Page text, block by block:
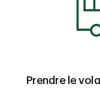
Prendre le